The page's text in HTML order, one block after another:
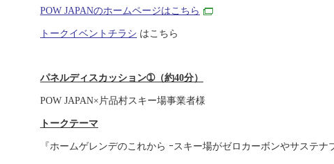
POW JAPANのホームページはこちら
トークイベントチラシ はこちら
パネルディスカッション➀（約40分）
POW JAPAN×片品村スキー場事業者様
トークテーマ
『ホームゲレンデのこれから ｰスキー場がゼロカーボンやサステナ